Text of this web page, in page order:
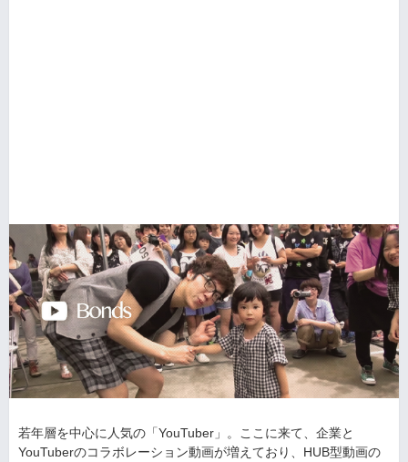
若年層を中心に人気の「YouTuber」。ここに来て、企業と
YouTuberのコラボレーション動画が増えており、HUB型動画の